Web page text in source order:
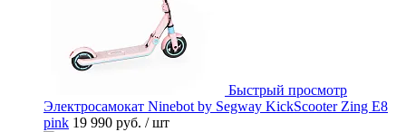
Быстрый просмотр
Электросамокат Ninebot by Segway KickScooter Zing E8
pink 19 990 руб. / шт